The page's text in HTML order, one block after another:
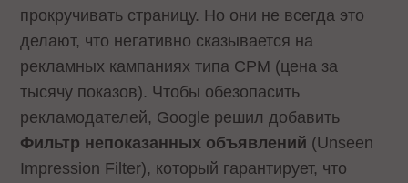
прокручивать страницу. Но они не всегда это
делают, что негативно сказывается на
рекламных кампаниях типа CPM (цена за
тысячу показов). Чтобы обезопасить
рекламодателей, Google решил добавить
Фильтр непоказанных объявлений (Unseen
Impression Filter), который гарантирует, что